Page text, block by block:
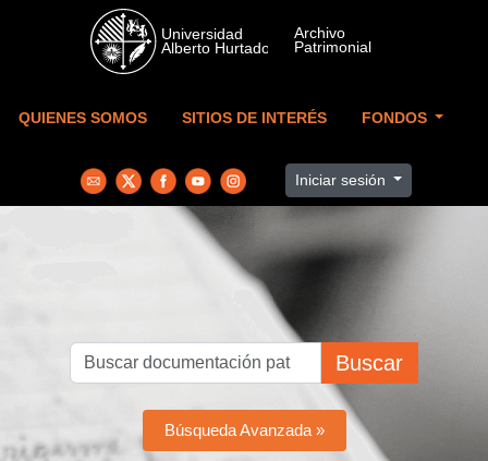
Skip to main content
QUIENES SOMOS SITIOS DE INTERÉS FONDOS
Iniciar sesión
Buscar
Búsqueda Avanzada »